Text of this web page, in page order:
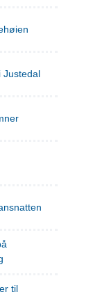
Justedal
til